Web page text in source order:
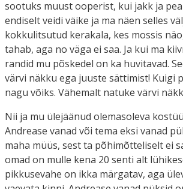
sootuks muust ooperist, kui jakk ja
endiselt veidi väike ja ma näen selles
kokkulitsutud kerakala, kes mossis
tahab, aga no väga ei saa. Ja kui ma
randid mu põskedel on ka huvitavad.
värvi näkku ega juuste sättimist! Kuigi
nagu võiks. Vähemalt natuke värvi
Nii ja mu ülejäänud olemasoleva
Andrease vanad või tema eksi vanad
maha müüs, sest ta põhimõtteliselt ei
omad on mulle kena 20 senti alt
pikkusevahe on ikka märgatav, aga